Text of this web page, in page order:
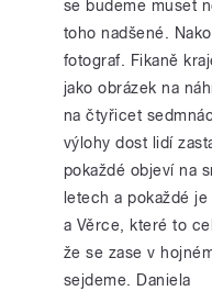
se budeme muset
toho nadšené.
fotograf. Fikaně
jako obrázek na
na čtyřicet
výlohy dost lidí
pokaždé objeví na
letech a pokaždé
a Věrce, které to
že se zase v
sejdeme. Daniela